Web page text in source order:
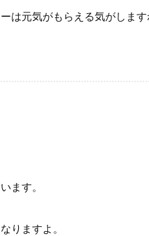
は元気がもらえる気がします
ます。
りますよ。